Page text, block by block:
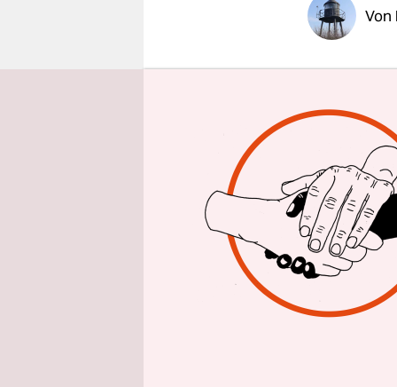
Von
dem
und
Reise
nur fünf
Künstlern
fuhr
einem